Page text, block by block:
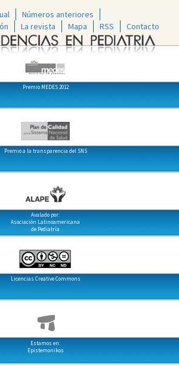
Números anteriores
La revista Mapa RSS Contacto
Premio MEDES 2012
Premio a la transparencia del SNS
Avalado por:
Asociación Latinoamericana
de Pediatría
Licencias Creative Commons
Estamos en:
Epistemonikos